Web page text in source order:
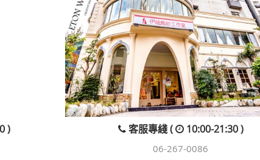
) 客服專綫 ( 10:00-21:30 )
06-267-0086